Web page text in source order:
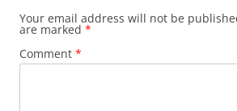
Your email address will not be
are marked *
Comment *